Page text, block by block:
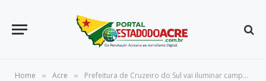
Home » Acre » Prefeitura de Cruzeiro do Sul vai iluminar campo de futebol e revitalizar Vila Olímpica